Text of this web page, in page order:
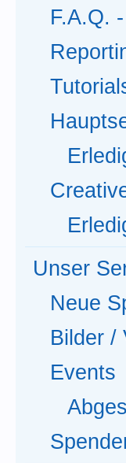
F.A.Q.
Unser
Neue
Bilder /
Events